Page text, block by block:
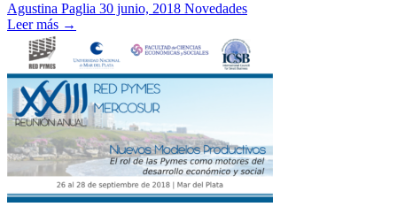
Agustina Paglia 30 junio, 2018 Novedades
Leer más →